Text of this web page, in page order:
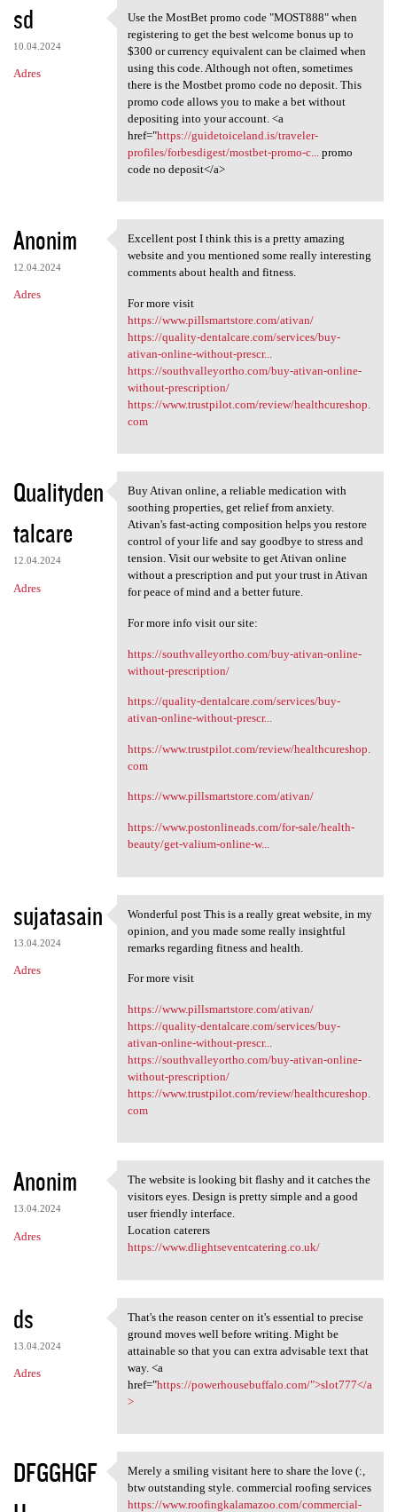
sd
10.04.2024
Adres
Use the MostBet promo code
Use the MostBet promo code "MOST888" when
registering to get the best welcome bonus up to
$300 or currency equivalent can be claimed when
using this code. Although not often, sometimes
there is the Mostbet promo code no deposit. This
promo code allows you to make a bet without
depositing into your account. <a
href="https://guidetoiceland.is/traveler-
profiles/forbesdigest/mostbet-promo-c...
promo
code no deposit</a>
Anonim
12.04.2024
Adres
Excellent post I think this
Excellent post I think this is a pretty amazing
website and you mentioned some really interesting
comments about health and fitness.
For more visit
https://www.pillsmartstore.com/ativan/
https://quality-dentalcare.com/services/buy-
ativan-online-without-prescr...
https://southvalleyortho.com/buy-ativan-online-
without-prescription/
https://www.trustpilot.com/review/healthcureshop.
com
Qualityden
talcare
12.04.2024
Adres
Buy Ativan online, a reliable
Buy Ativan online, a reliable medication with
soothing properties, get relief from anxiety.
Ativan's fast-acting composition helps you restore
control of your life and say goodbye to stress and
tension. Visit our website to get Ativan online
without a prescription and put your trust in Ativan
for peace of mind and a better future.
For more info visit our site:
https://southvalleyortho.com/buy-ativan-online-
without-prescription/
https://quality-dentalcare.com/services/buy-
ativan-online-without-prescr...
https://www.trustpilot.com/review/healthcureshop.
com
https://www.pillsmartstore.com/ativan/
https://www.postonlineads.com/for-sale/health-
beauty/get-valium-online-w...
sujatasain
13.04.2024
Adres
Wonderful post This is a
Wonderful post This is a really great website, in my
opinion, and you made some really insightful
remarks regarding fitness and health.
For more visit
https://www.pillsmartstore.com/ativan/
https://quality-dentalcare.com/services/buy-
ativan-online-without-prescr...
https://southvalleyortho.com/buy-ativan-online-
without-prescription/
https://www.trustpilot.com/review/healthcureshop.
com
Anonim
13.04.2024
Adres
The website is looking bit
The website is looking bit flashy and it catches the
visitors eyes. Design is pretty simple and a good
user friendly interface.
Location caterers
https://www.dlightseventcatering.co.uk/
ds
13.04.2024
Adres
That's the reason center on
That's the reason center on it's essential to precise
ground moves well before writing. Might be
attainable so that you can extra advisable text that
way. <a
href="https://powerhousebuffalo.com/">slot777</a
>
DFGGHGF
Merely a smiling visitant
Merely a smiling visitant here to share the love (:,
btw outstanding style. commercial roofing services
https://www.roofingkalamazoo.com/commercial-